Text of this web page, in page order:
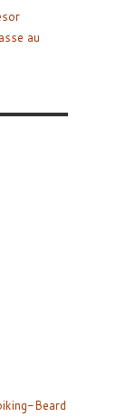
au
Beard